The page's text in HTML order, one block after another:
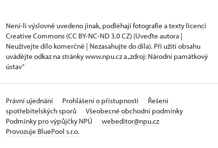
Není-li výslovně uvedeno jinak, podléhají fotografie a texty licenci
Creative Commons (CC BY-NC-ND 3.0 CZ) (Uveďte autora |
Neužívejte dílo komerčně | Nezasahujte do díla). Při užití obsahu
uvádějte odkaz na stránky www.npu.cz a „zdroj: Národní památkový
ústav“
Právní ujednání Prohlášení o přístupnosti
Řešení
spotřebitelských sporů
Všeobecné obchodní podmínky
Podmínky pro výpůjčky NPÚ
webeditor@npu.cz
Provozuje BluePool s.r.o.